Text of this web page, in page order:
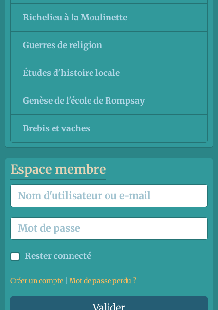
Richelieu à la Moulinette
Guerres de religion
Études d'histoire locale
Genèse de l'école de Rompsay
Brebis et vaches
Espace membre
Rester connecté
Créer un compte Mot de passe perdu ?
Valider